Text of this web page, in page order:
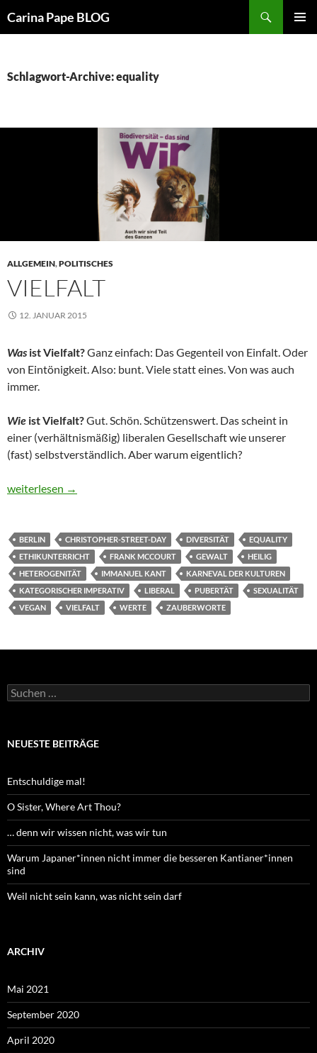
Carina Pape BLOG
Schlagwort-Archive: equality
ALLGEMEIN,POLITISCHES
VIELFALT
12. JANUAR 2015
Was ist Vielfalt?Ganz einfach: Das Gegenteil von Einfalt. Oder
von Eintönigkeit. Also: bunt. Viele statt eines. Von was auch
immer.
Wie ist Vielfalt?Gut. Schön. Schützenswert. Das scheint in
einer (verhältnismäßig) liberalen Gesellschaft wie unserer
(fast) selbstverständlich. Aber warum eigentlich?
Vielfalt
weiterlesen →
BERLIN CHRISTOPHER-STREET-DAY DIVERSITÄT
EQUALITY
ETHIKUNTERRICHT
FRANK MCCOURT GEWALT
HEILIG
HETEROGENITÄT
IMMANUEL KANT
KARNEVAL DER KULTUREN
KATEGORISCHER IMPERATIV
LIBERAL PUBERTÄT
SEXUALITÄT
VEGAN
VIELFALT WERTE ZAUBERWORTE
Suchen
nach:
NEUESTE BEITRÄGE
Entschuldige mal!
O Sister, Where Art Thou?
… denn wir wissen nicht, was wir tun
Warum Japaner*innen nicht immer die besseren Kantianer*innen
sind
Weil nicht sein kann, was nicht sein darf
ARCHIV
Mai 2021
September 2020
April 2020